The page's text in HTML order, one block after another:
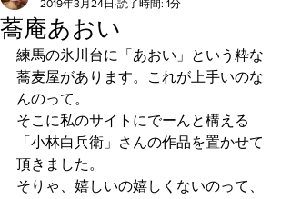
蕎庵あおい
2019年3月24日 読了時間: 1分
練馬の氷川台に「あおい」という粋な
蕎麦屋があります。これが上手いのな
んのって。
そこに私のサイトにでーんと構える
「小林白兵衛」さんの作品を置かせて
頂きました。
そりゃ、嬉しいの嬉しくないのって、